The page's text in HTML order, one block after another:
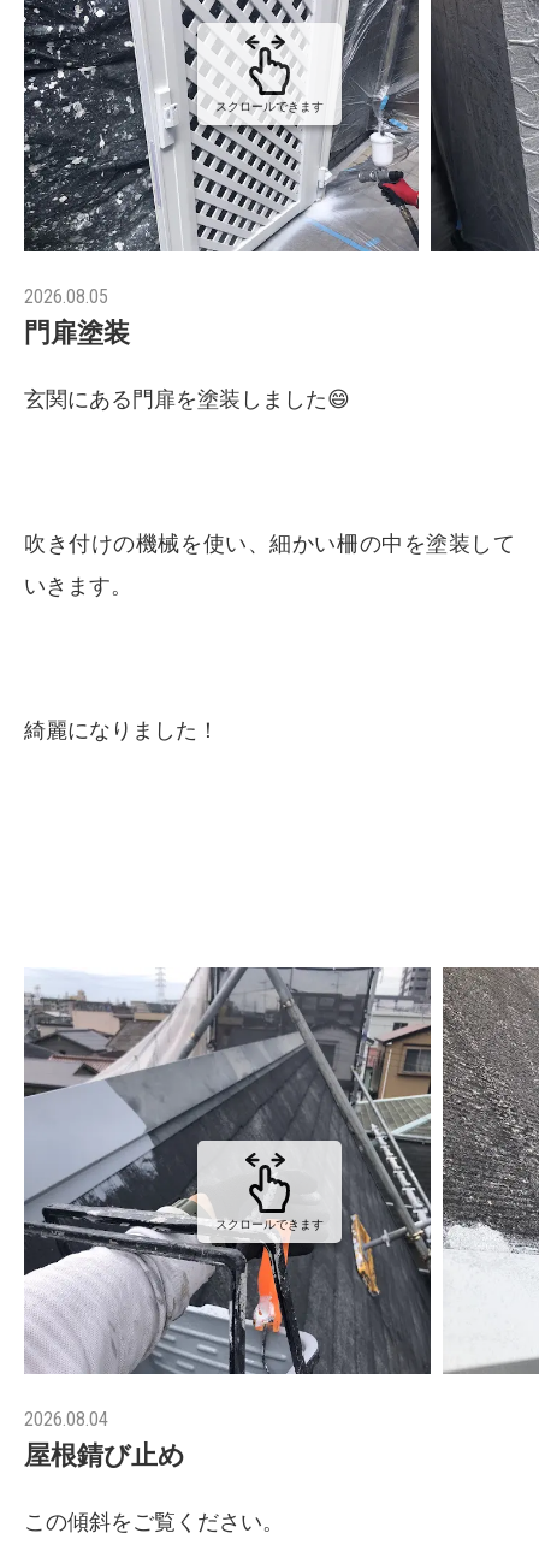
スクロールできます
2026.08.05
門扉塗装
玄関にある門扉を塗装しました😄
吹き付けの機械を使い、細かい柵の中を塗装して
いきます。
綺麗になりました！
スクロールできます
2026.08.04
屋根錆び止め
この傾斜をご覧ください。